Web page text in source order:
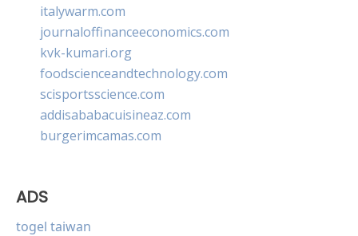
italywarm.com
journaloffinanceeconomics.com
kvk-kumari.org
foodscienceandtechnology.com
scisportsscience.com
addisababacuisineaz.com
burgerimcamas.com
ADS
togel taiwan